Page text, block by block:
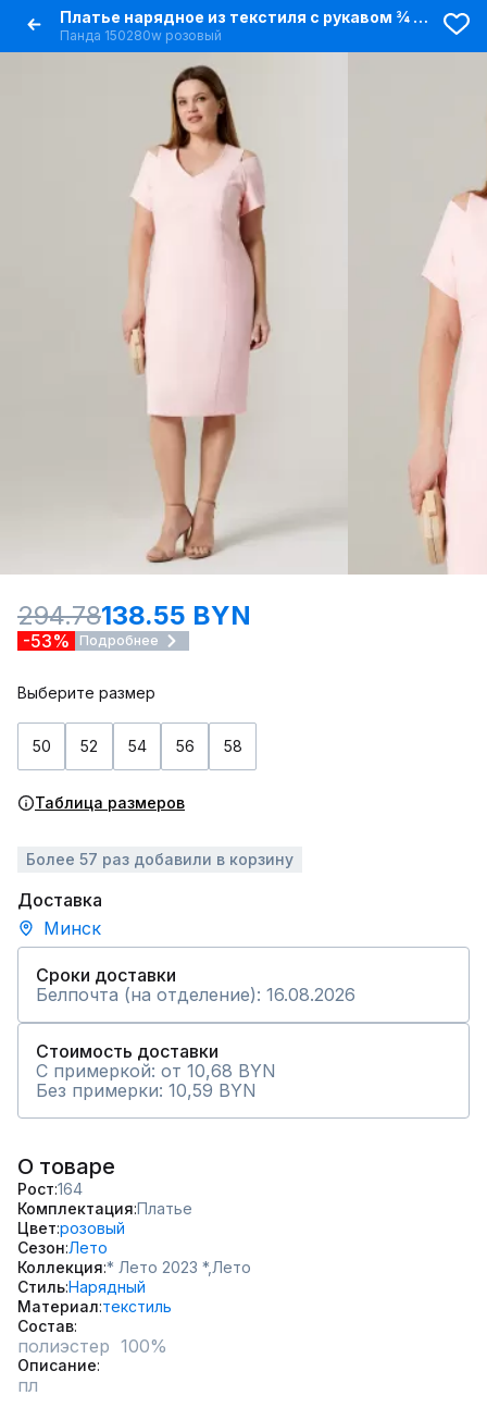
Платье нарядное из текстиля с рукавом ¾ и мягким силуэтом
Панда 150280w розовый
294.78138.55 BYN
-53% Подробнее
Выберите размер
50 52 54 56 58
Таблица размеров
Более 57 раз добавили в корзину
Доставка
Минск
Сроки доставки
Белпочта (на отделение): 16.08.2026
Стоимость доставки
С примеркой: от 10,68 BYN
Без примерки: 10,59 BYN
О товаре
Рост 164
Комплектация Платье
Цвет розовый
Сезон Лето
Коллекция * Лето 2023 *, Лето
СтильНарядный
Материал текстиль
Состав
полиэстер  100%
Описание
пл